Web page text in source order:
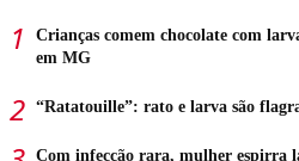
Crianças comem chocolate com
em MG
“Ratatouille”: rato e larva são
Com infecção rara, mulher espirra